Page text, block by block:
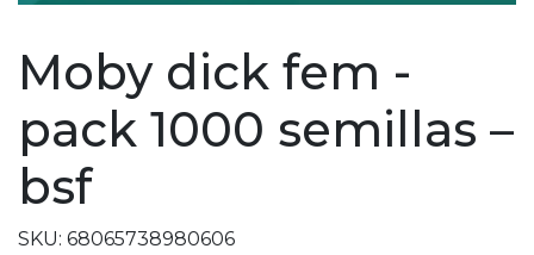
Moby dick fem -
pack 1000 semillas –
bsf
SKU: 68065738980606